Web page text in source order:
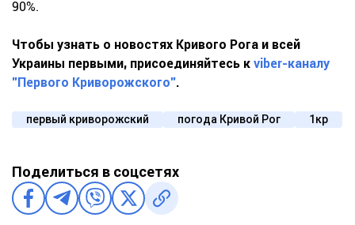
90%.
Чтобы узнать о новостях Кривого Рога и всей
Украины первыми, присоединяйтесь к viber-каналу
"Первого Криворожского".
первый криворожский погода Кривой Рог 1кр
Поделиться в соцсетях